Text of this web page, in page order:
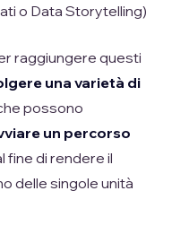
o Data Storytelling)
raggiungere questi
una varietà di
possono
un percorso
fine di rendere il
delle singole unità